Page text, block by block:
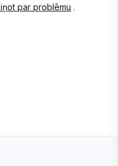
par problēmu .